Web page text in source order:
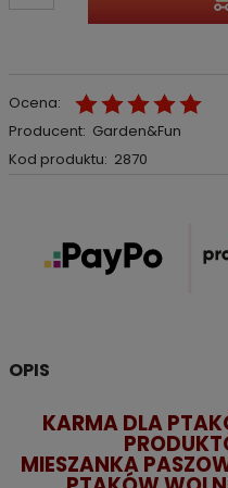
Ocena:
Producent: Garden&Fun
Kod produktu: 2870
OPIS
KARMA DLA
MIESZANKA